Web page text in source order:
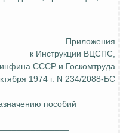
Приложения
к Инструкции ВЦСПС,
СССР и Госкомтруда
1974 г. N 234/2088-БС
пособий